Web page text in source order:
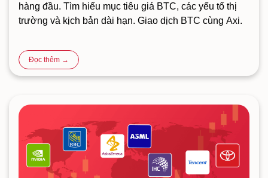
hàng đầu. Tìm hiểu mục tiêu giá BTC, các yếu tố thị
trường và kịch bản dài hạn. Giao dịch BTC cùng Axi.
Đọc thêm →